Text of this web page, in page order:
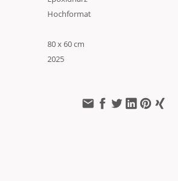
Hochformat
80 x 60 cm
2025